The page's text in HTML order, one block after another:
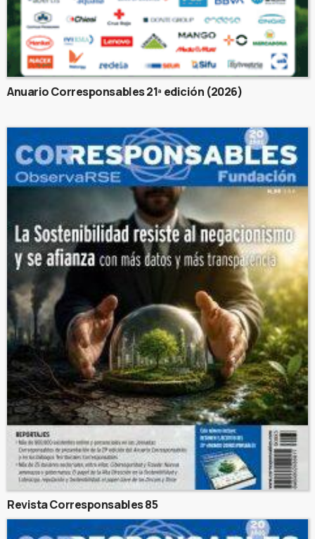
Anuario Corresponsables 21ª edición (2026)
Revista Corresponsables 85